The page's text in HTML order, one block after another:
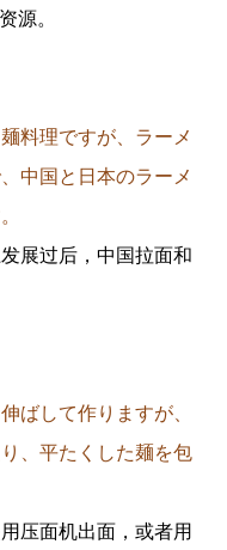
源。
料理ですが、ラーメ
中国と日本のラーメ
展过后，中国拉面和
ばして作りますが、
、平たくした麺を包
压面机出面，或者用